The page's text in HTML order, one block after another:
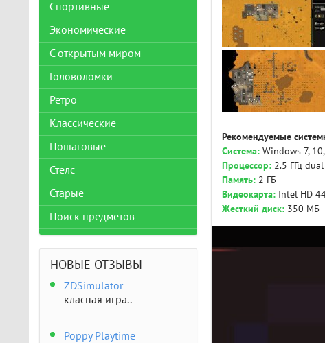
Рекомендуемые
Система:Windows 7,
Процессор:2.5 ГГц dual
Память:2 ГБ
Видеокарта:Intel HD
Жесткий диск:350 МБ
Спортивные
Экономические
С открытым миром
Головоломки
Ретро
Классические
Пошаговые
Стелс
Старые
Поиск предметов
НОВЫЕ ОТЗЫВЫ
ZDSimulator
класная игра..
Poppy Playtime